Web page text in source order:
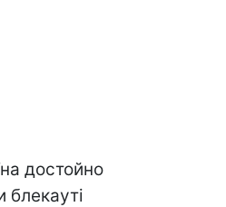
достойно